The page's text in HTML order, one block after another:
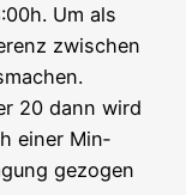
Um als
zwi­schen
20 dann wird
einer Min­
gezogen